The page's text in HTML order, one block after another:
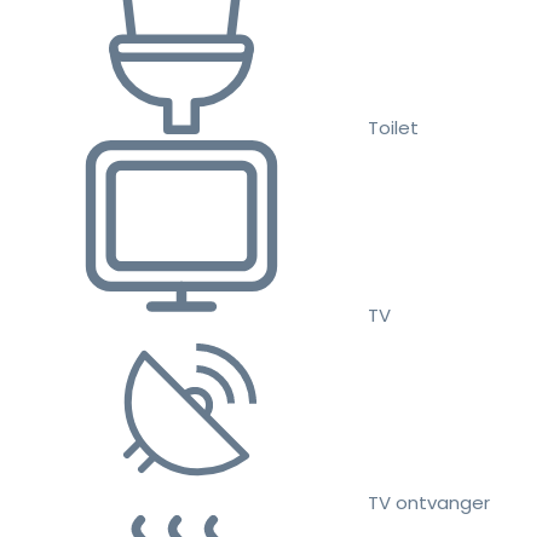
Toilet
TV
TV ontvanger